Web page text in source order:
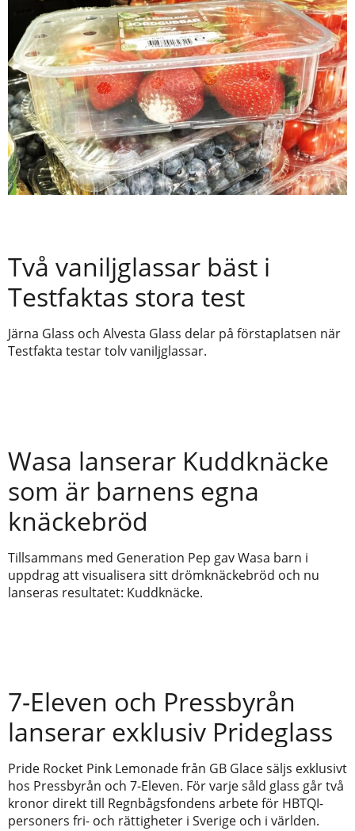
Två vaniljglassar bäst i
Testfaktas stora test
Järna Glass och Alvesta Glass delar på förstaplatsen när
Testfakta testar tolv vaniljglassar.
Wasa lanserar Kuddknäcke
som är barnens egna
knäckebröd
Tillsammans med Generation Pep gav Wasa barn i
uppdrag att visualisera sitt drömknäckebröd och nu
lanseras resultatet: Kuddknäcke.
7-Eleven och Pressbyrån
lanserar exklusiv Prideglass
Pride Rocket Pink Lemonade från GB Glace säljs exklusivt
hos Pressbyrån och 7-Eleven. För varje såld glass går två
kronor direkt till Regnbågsfondens arbete för HBTQI-
personers fri- och rättigheter i Sverige och i världen.